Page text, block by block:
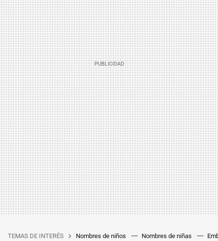
TEMAS DE INTERÉS Nombres de niños Nombres de niñas